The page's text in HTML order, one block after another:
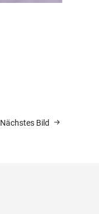
Nächstes Bild